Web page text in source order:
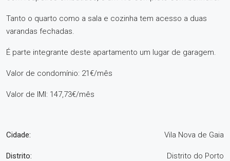
Tanto o quarto como a sala e cozinha tem acesso a duas
varandas fechadas.
É parte integrante deste apartamento um lugar de garagem.
Valor de condomínio: 21€/mês
Valor de IMI: 147,73€/mês
Cidade: Vila Nova de Gaia
Distrito: Distrito do Porto